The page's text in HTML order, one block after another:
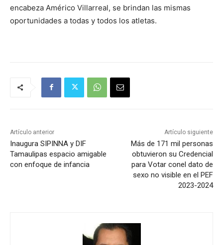
encabeza Américo Villarreal, se brindan las mismas
oportunidades a todas y todos los atletas.
Artículo anterior
Inaugura SIPINNA y DIF
Tamaulipas espacio amigable
con enfoque de infancia
Artículo siguiente
Más de 171 mil personas
obtuvieron su Credencial
para Votar conel dato de
sexo no visible en el PEF
2023-2024